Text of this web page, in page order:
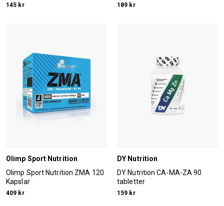
145 kr 189 kr
Olimp Sport Nutrition
Olimp Sport Nutrition ZMA 120
Kapslar
409 kr
DY Nutrition
DY Nutrition CA-MA-ZA 90
tabletter
159 kr